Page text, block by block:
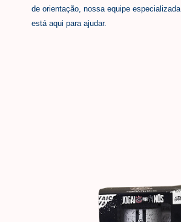
de orientação, nossa equipe especializada
está aqui para ajudar.